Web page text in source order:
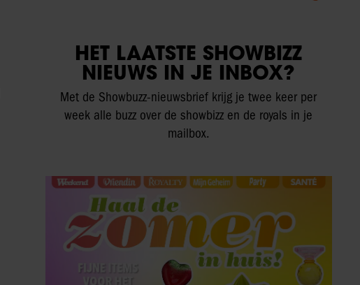
HET LAATSTE SHOWBIZZ
NIEUWS IN JE INBOX?
Met de Showbuzz-nieuwsbrief krijg je twee keer per
week alle buzz over de showbizz en de royals in je
mailbox.